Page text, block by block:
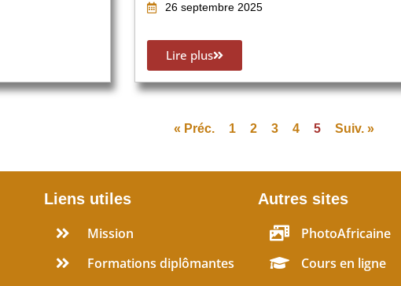
26 septembre 2025
Lire plus
« Préc. 1 2 3 4 5 Suiv. »
Liens utiles
Mission
Formations diplômantes
Autres sites
PhotoAfricaine
Cours en ligne